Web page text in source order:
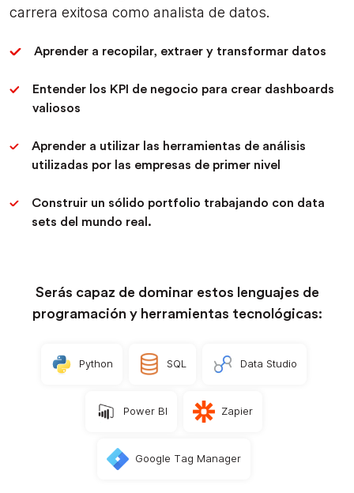
carrera exitosa como analista de datos.
Aprender a recopilar, extraer y transformar datos
Entender los KPI de negocio para crear dashboards
valiosos
Aprender a utilizar las herramientas de análisis
utilizadas por las empresas de primer nivel
Construir un sólido portfolio trabajando con data
sets del mundo real.
Serás capaz de dominar estos lenguajes de
programación y herramientas tecnológicas:
Python SQL Data Studio
Power BI Zapier
Google Tag Manager